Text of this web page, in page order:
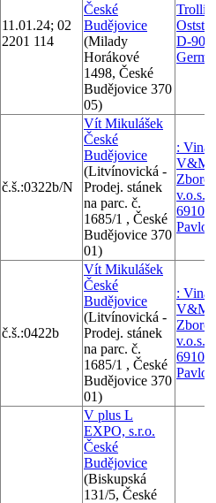
11.01.24; 02
2201 114
České
Budějovice
(Milady
Horákové
1498, České
Budějovice 370
05)
Trolli
D-
č.š.:0322b/N
Vít Mikulášek
České
Budějovice
(Litvínovická -
Prodej. stánek
na parc. č.
1685/1 , České
Budějovice 370
01)
:
V&M
v.o.s.,
69106
č.š.:0422b
Vít Mikulášek
České
Budějovice
(Litvínovická -
Prodej. stánek
na parc. č.
1685/1 , České
Budějovice 370
01)
:
V&M
v.o.s.,
69106
V plus L
EXPO, s.r.o.
České
Budějovice
(Biskupská
131/5, České